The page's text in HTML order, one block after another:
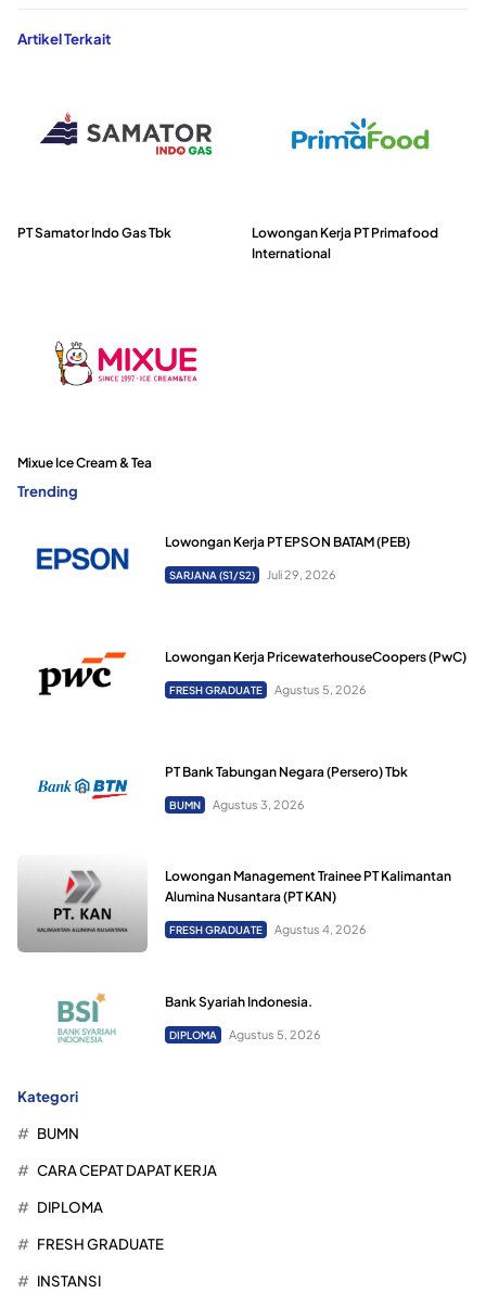
Artikel Terkait
PT Samator Indo Gas Tbk
Lowongan Kerja PT Primafood
International
Mixue Ice Cream & Tea
Trending
Lowongan Kerja PT EPSON BATAM (PEB)
SARJANA (S1/S2) Juli 29, 2026
Lowongan Kerja PricewaterhouseCoopers (PwC)
FRESH GRADUATE Agustus 5, 2026
PT Bank Tabungan Negara (Persero) Tbk
BUMN Agustus 3, 2026
Lowongan Management Trainee PT Kalimantan
Alumina Nusantara (PT KAN)
FRESH GRADUATE Agustus 4, 2026
Bank Syariah Indonesia.
DIPLOMA Agustus 5, 2026
Kategori
BUMN
CARA CEPAT DAPAT KERJA
DIPLOMA
FRESH GRADUATE
INSTANSI